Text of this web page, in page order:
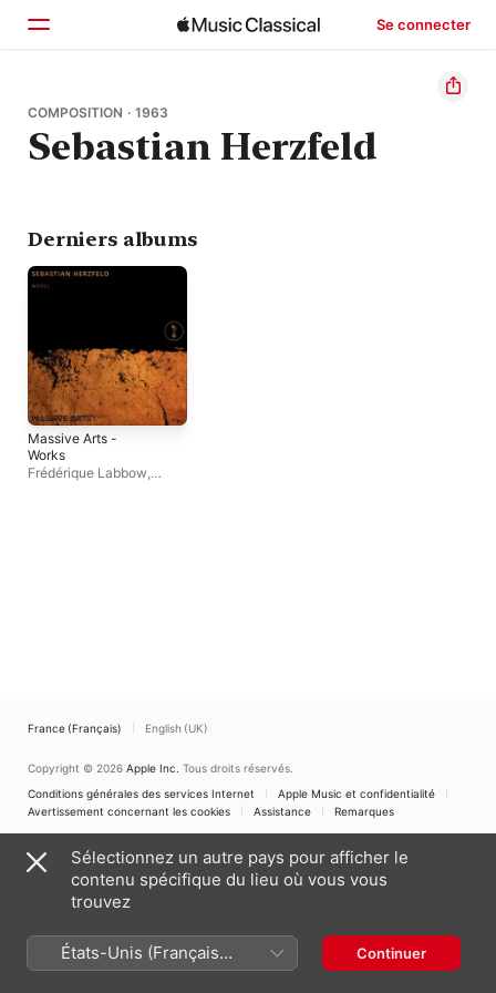
Se connecter
Accueil
Parcourir
COMPOSITION · 1963
Sebastian Herzfeld
Derniers albums
Massive Arts -
Works
Frédérique Labbow,
France (Français) English (UK)
Copyright © 2026 Apple Inc. Tous droits réservés.
Conditions générales des services Internet
Apple Music et confidentialité
Avertissement concernant les cookies
Assistance Remarques
Sélectionnez un autre pays pour afficher le
contenu spécifique du lieu où vous vous
trouvez
États-Unis (Français
France)
Continuer